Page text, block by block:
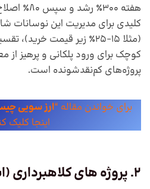
هفته ۳۰۰٪
کلیدی برای مدیریت این نوسانات
(مثلا ۱۵-۲۵٪ زیر قیمت
کوچک برای ورود پلکانی و پرهیز از
پروژه‌های کم‌نقدشونده است.
برای خواندن مقاله “ارز سویی
اینجا کلیک
2. پروژه های کلاهبرداری (اسکم)